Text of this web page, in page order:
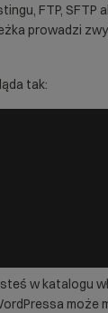
FTP,
prowadzi
tak:
w katalogu
może